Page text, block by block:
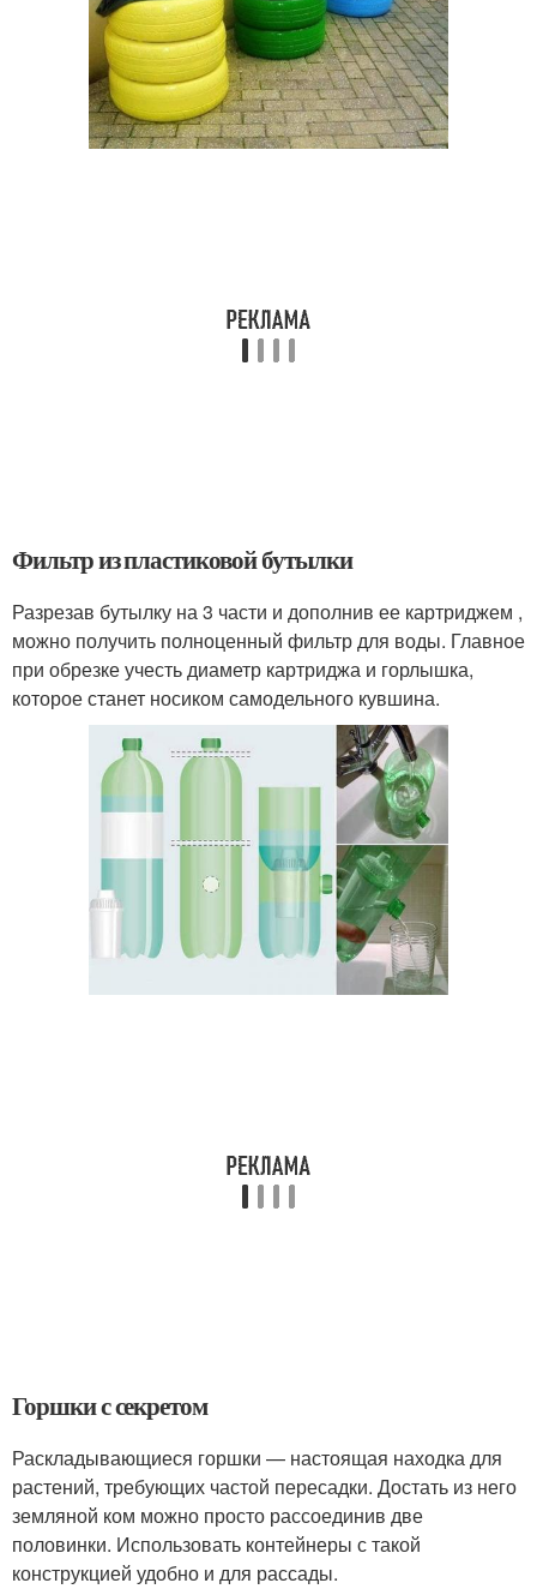
Фильтр из пластиковой бутылки
Разрезав бутылку на 3 части и дополнив ее картриджем ,
можно получить полноценный фильтр для воды. Главное
при обрезке учесть диаметр картриджа и горлышка,
которое станет носиком самодельного кувшина.
Горшки с секретом
Раскладывающиеся горшки — настоящая находка для
растений, требующих частой пересадки. Достать из него
земляной ком можно просто рассоединив две
половинки. Использовать контейнеры с такой
конструкцией удобно и для рассады.